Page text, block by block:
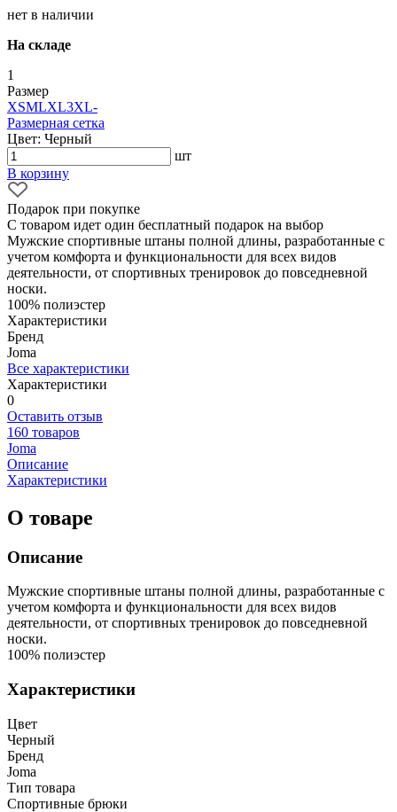
нет в наличии
На складе
1
Размер
XSMLXL3XL-
Размерная сетка
Цвет: Черный
шт
В корзину
Подарок при покупке
С товаром идет один бесплатный подарок на выбор
Мужские спортивные штаны полной длины, разработанные с
учетом комфорта и функциональности для всех видов
деятельности, от спортивных тренировок до повседневной
носки.
100% полиэстер
Характеристики
Бренд
Joma
Все характеристики
Характеристики
0
Оставить отзыв
160 товаров
Joma
Описание
Характеристики
О товаре
Описание
Мужские спортивные штаны полной длины, разработанные с
учетом комфорта и функциональности для всех видов
деятельности, от спортивных тренировок до повседневной
носки.
100% полиэстер
Характеристики
Цвет
Черный
Бренд
Joma
Тип товара
Спортивные брюки